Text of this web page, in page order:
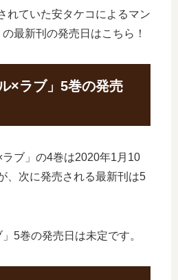
れていた安タケコによるマン
最新刊の発売日はこちら！
×ラブ」5巻の発売
ブ」の4巻は2020年1月10
、次に発売される最新刊は5
5巻の発売日は未定です。